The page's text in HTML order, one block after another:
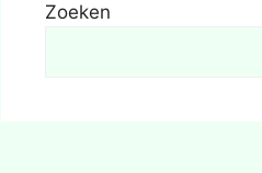
Zoeken